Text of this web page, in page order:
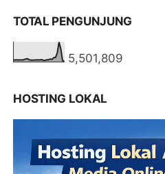
TOTAL PENGUNJUNG
5,501,809
HOSTING LOKAL